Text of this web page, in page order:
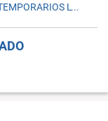
LUANDRE SERVICOS TEMPORARIOS LTDA. (C-I)